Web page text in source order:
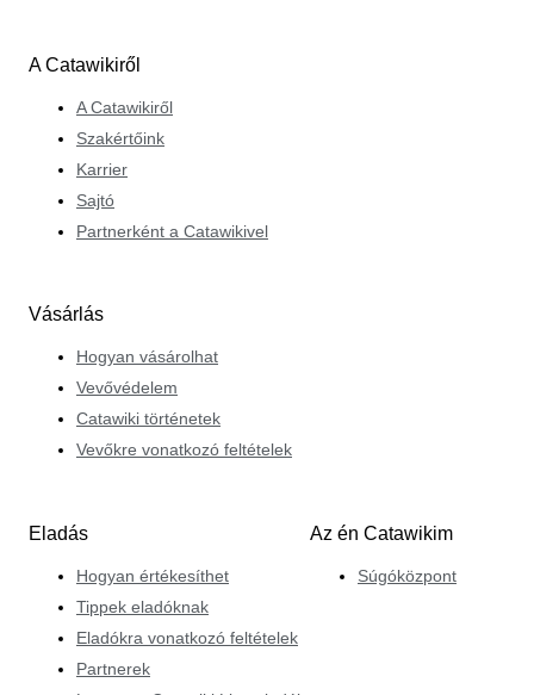
A Catawikiről
A Catawikiről
Szakértőink
Karrier
Sajtó
Partnerként a Catawikivel
Vásárlás
Hogyan vásárolhat
Vevővédelem
Catawiki történetek
Vevőkre vonatkozó feltételek
Eladás
Hogyan értékesíthet
Tippek eladóknak
Eladókra vonatkozó feltételek
Partnerek
Az én Catawikim
Súgóközpont